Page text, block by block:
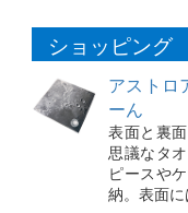
ショッピング
アストロ
ーん
表面と裏
思議なタ
ピースや
納。表面に